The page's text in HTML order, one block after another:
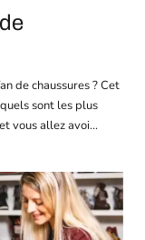
de chaussures ? Cet
sont les plus
vous allez avoi...